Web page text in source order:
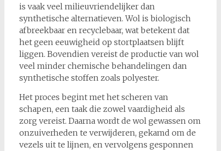
is vaak veel milieuvriendelijker dan
synthetische alternatieven. Wol is biologisch
afbreekbaar en recyclebaar, wat betekent dat
het geen eeuwigheid op stortplaatsen blijft
liggen. Bovendien vereist de productie van wol
veel minder chemische behandelingen dan
synthetische stoffen zoals polyester.
Het proces begint met het scheren van
schapen, een taak die zowel vaardigheid als
zorg vereist. Daarna wordt de wol gewassen om
onzuiverheden te verwijderen, gekamd om de
vezels uit te lijnen, en vervolgens gesponnen